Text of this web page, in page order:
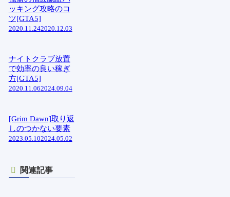
ッキング攻略のコ
ツ[GTA5]
2020.11.242020.12.03
ナイトクラブ放置
で効率の良い稼ぎ
方[GTA5]
2020.11.062024.09.04
[Grim Dawn]取り返
しのつかない要素
2023.05.102024.05.02
関連記事